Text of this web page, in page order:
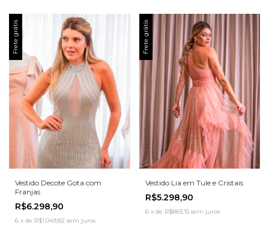
Frete grátis
Vestido Decote Gota com
Franjas
R$6.298,90
6 x de R$1.049,82 sem juros
Frete grátis
Vestido Lia em Tule e Cristais
R$5.298,90
6 x de R$883,15 sem juros